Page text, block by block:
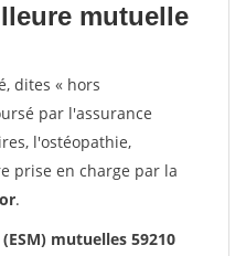
mutuelle
dites « hors
par l'assurance
l'ostéopathie,
prise en charge par la
.
mutuelles 59210